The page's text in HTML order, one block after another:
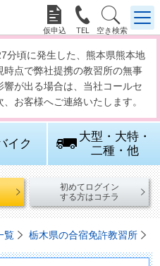
  
分頃に発生した、熊本県熊本地
点で弊社提携の教習所の無事
が出る場合は、当社コールセ
お客様へご連絡いたします。
イク
大型・大特・
二種・他
初めてログイン
する方はコチラ
覧 栃木県の合宿免許教習所